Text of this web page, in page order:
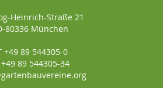
Heinrich-Straße 21
80336 München
+49 89 544305-0
+49 89 544305-34